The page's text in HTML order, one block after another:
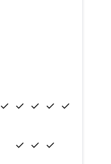
✓ ✓ ✓ ✓ ✓
✓ ✓ ✓